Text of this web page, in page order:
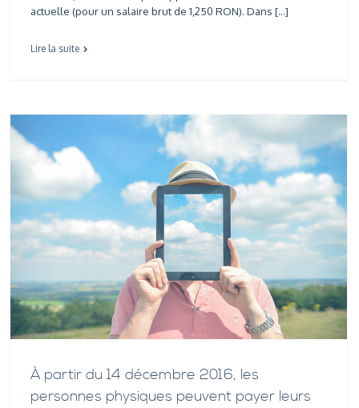
actuelle (pour un salaire brut de 1,250 RON). Dans […]
Lire la suite
À partir du 14 décembre 2016, les
personnes physiques peuvent payer leurs